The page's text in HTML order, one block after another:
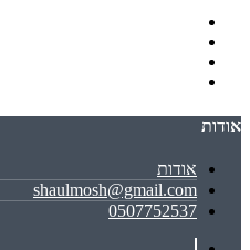
אודות
אודות
shaulmosh@gmail.com
0507752537